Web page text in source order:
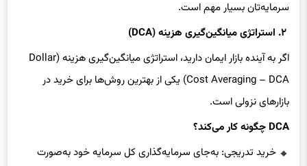
سرمایه‌تان بسیار مهم است.
۲. استراتژی میانگین‌گیری هزینه (DCA)
اگر به آینده بازار ایمان دارید، استراتژی میانگین‌گیری هزینه (Dollar
Cost Averaging – DCA) یکی از بهترین روش‌ها برای خرید در
بازارهای نزولی است.
DCA چگونه کار می‌کند؟
خرید تدریجی: به‌جای سرمایه‌گذاری کل سرمایه خود به‌صورت